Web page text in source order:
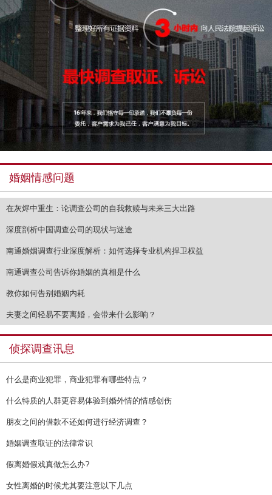
婚姻情感问题
在灰烬中重生：论调查公司的自我救赎与未来三大出路
深度剖析中国调查公司的现状与迷途
南通婚姻调查行业深度解析：如何选择专业机构捍卫权益
南通调查公司告诉你婚姻的真相是什么
教你如何告别婚姻内耗
夫妻之间轻易不要离婚，会带来什么影响？
侦探调查讯息
什么是商业犯罪，商业犯罪有哪些特点？
什么特质的人群更容易体验到婚外情的情感创伤
朋友之间的借款不还如何进行经济调查？
婚姻调查取证的法律常识
假离婚假戏真做怎么办?
女性离婚的时候尤其要注意以下几点